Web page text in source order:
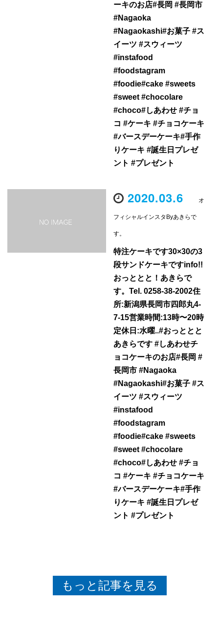
ーキのお店#長岡 #長岡市
#Nagaoka
#Nagaokashi#お菓子 #ス
イーツ #スウィーツ
#instafood
#foodstagram
#foodie#cake #sweets
#sweet #chocolare
#choco#しあわせ #チョ
コ #ケーキ #チョコケーキ
#バースデーケーキ#手作
りケーキ #誕生日プレゼ
ント #プレゼント
2020.03.6 オ
フィシャルインスタByあきらで
す。
特注ケーキです30×30の3
段サンドケーキですinfo!!
おっととと！あきらで
す。Tel. 0258-38-2002住
所:新潟県長岡市四郎丸4-
7-15営業時間:13時〜20時
定休日:水曜..#おっととと
あきらです #しあわせチ
ョコケーキのお店#長岡 #
長岡市 #Nagaoka
#Nagaokashi#お菓子 #ス
イーツ #スウィーツ
#instafood
#foodstagram
#foodie#cake #sweets
#sweet #chocolare
#choco#しあわせ #チョ
コ #ケーキ #チョコケーキ
#バースデーケーキ#手作
りケーキ #誕生日プレゼ
ント #プレゼント
もっと記事を見る